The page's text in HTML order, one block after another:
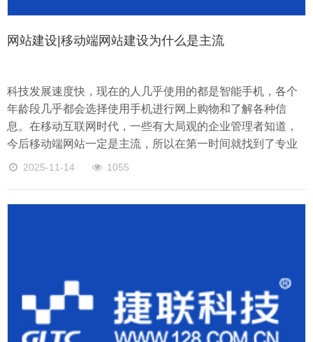
网站建设|移动端网站建设为什么是主流
科技发展速度快，现在的人几乎使用的都是智能手机，各个
年龄段几乎都会选择使用手机进行网上购物和了解各种信
息。在移动互联网时代，一些有大局观的企业管理者知道，
今后移动端网站一定是主流，所以在第一时间就找到了专业
的移动端网站建设公司，委托建设企业移动端网站，那么建
2025-11-14 1055